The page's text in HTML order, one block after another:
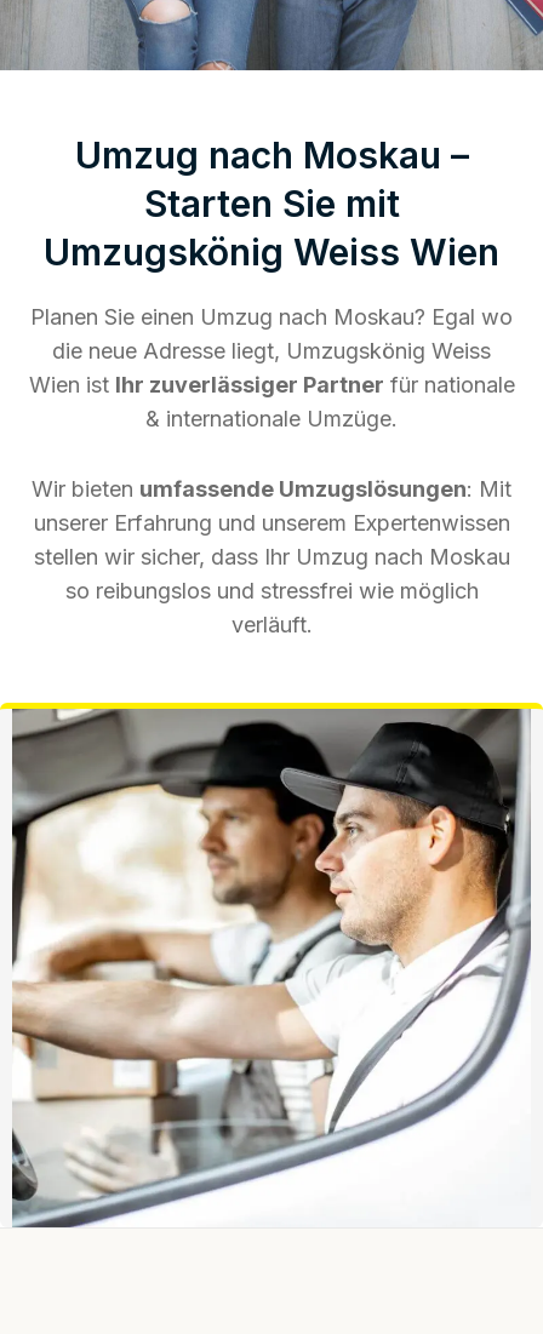
Umzug nach Moskau –
Starten Sie mit
Umzugskönig Weiss Wien
Planen Sie einen Umzug nach Moskau? Egal wo
die neue Adresse liegt, Umzugskönig Weiss
Wien ist Ihr zuverlässiger Partner für nationale
& internationale Umzüge.
Wir bieten umfassende Umzugslösungen: Mit
unserer Erfahrung und unserem Expertenwissen
stellen wir sicher, dass Ihr Umzug nach Moskau
so reibungslos und stressfrei wie möglich
verläuft.